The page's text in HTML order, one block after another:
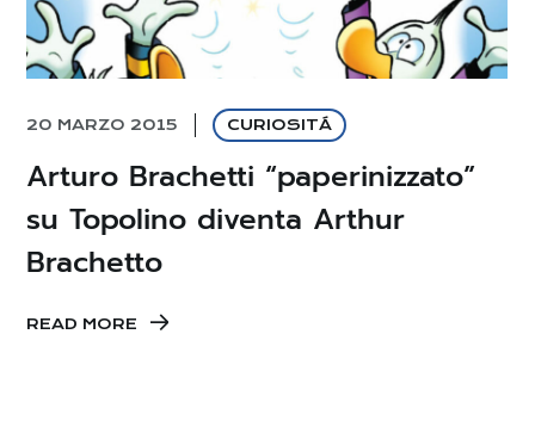
20 MARZO 2015 CURIOSITÁ
Arturo Brachetti “paperinizzato”
su Topolino diventa Arthur
Brachetto
READ MORE